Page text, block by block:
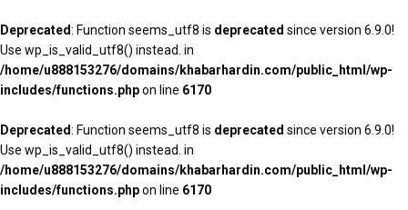
Deprecated: Function seems_utf8 is deprecated since version 6.9.0!
Use wp_is_valid_utf8() instead. in
/home/u888153276/domains/khabarhardin.com/public_html/wp-
includes/functions.phpon line 6170
Deprecated: Function seems_utf8 is deprecated since version 6.9.0!
Use wp_is_valid_utf8() instead. in
/home/u888153276/domains/khabarhardin.com/public_html/wp-
includes/functions.phpon line 6170